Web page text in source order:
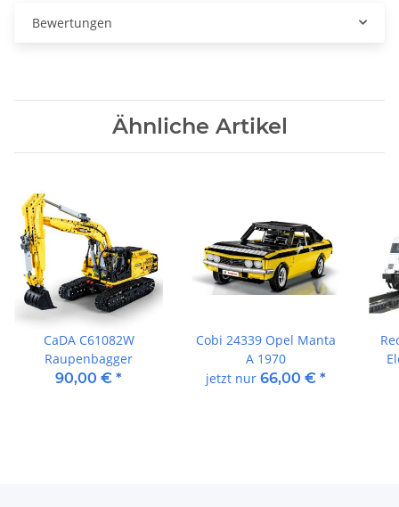
Bewertungen
Ähnliche Artikel
CaDA C61082W
Raupenbagger
90,00 € *
Cobi 24339 Opel Manta
A 1970
jetzt nur 66,00 € *